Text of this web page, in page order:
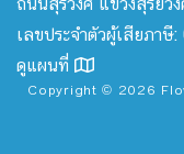
เลขประจำตัวผู้เสียภา
ดูแผนที่
Copyright © 2026